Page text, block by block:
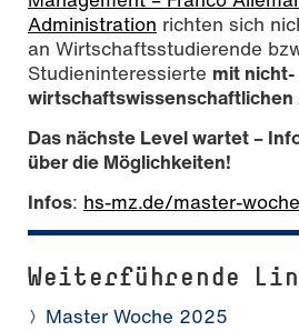
Administration richten sich
an Wirtschaftsstudierende
Studieninteressierte mit nicht-
wirtschaftswissenschaftlichen
Das nächste Level wartet –
über die Möglichkeiten!
Infos: hs-mz.de/master-
Weiterführende
Master Woche 2025